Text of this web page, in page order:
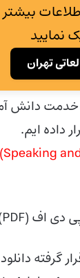
بیشتر
نمایید
تهران
خدمت دانش
داده ایم.
گرفته